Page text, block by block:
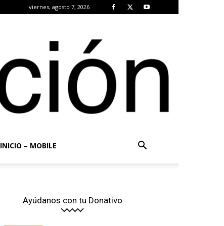
viernes, agosto 7, 2026
INICIO – MOBILE
Ayúdanos con tu Donativo